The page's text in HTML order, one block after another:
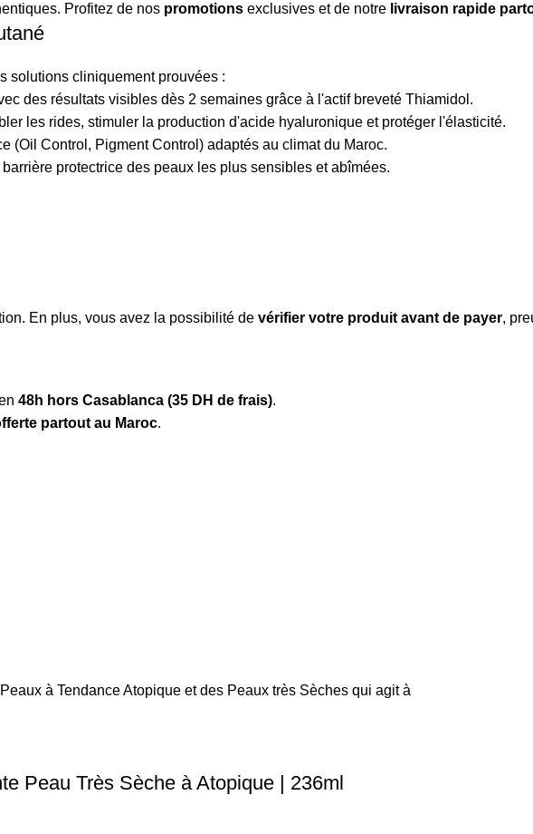
Profitez de nos promotions exclusives et de notre livraison rapide
solutions cliniquement prouvées :
des résultats visibles dès 2 semaines grâce à l'actif breveté Thiamidol.
les rides, stimuler la production d'acide hyaluronique et protéger l'élasticité.
(Oil Control, Pigment Control) adaptés au climat du Maroc.
protectrice des peaux les plus sensibles et abîmées.
En plus, vous avez la possibilité de vérifier votre produit avant de payer,
48h hors Casablanca (35 DH de frais).
partout au Maroc.
à Tendance Atopique et des Peaux très Sèches qui agit à
Peau Très Sèche à Atopique | 236ml